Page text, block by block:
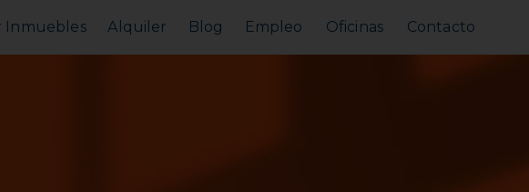
Inmuebles Alquiler Blog Empleo Oficinas Contacto